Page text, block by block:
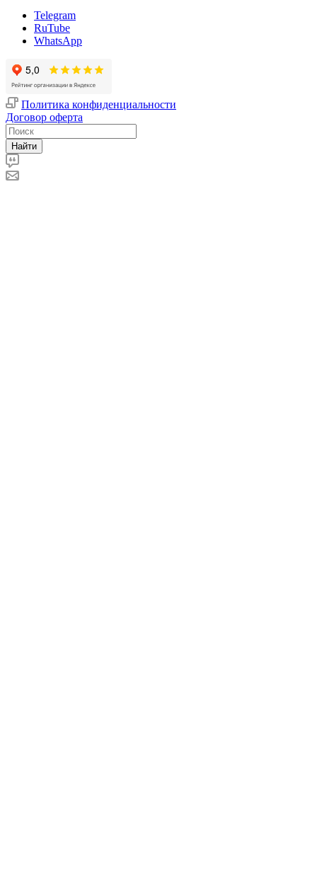
Telegram
RuTube
WhatsApp
Политика конфиденциальности
Договор оферта
Найти